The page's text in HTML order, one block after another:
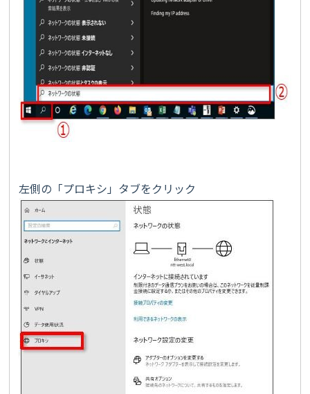
左側の「プロキシ」タブをクリック